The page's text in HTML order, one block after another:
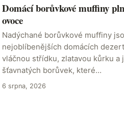
Domácí borůvkové muffiny
ovoce
Nadýchané borůvkové muffiny
nejoblíbenějších domácích
vláčnou střídku, zlatavou kůrku a
šťavnatých borůvek, které…
6 srpna, 2026